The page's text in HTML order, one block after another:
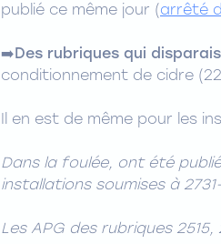
publié ce même jour (arrêté
➡️Des rubriques qui
conditionnement de cidre
Il en est de même pour les
Dans la foulée, ont été
installations soumises à
Les APG des rubriques